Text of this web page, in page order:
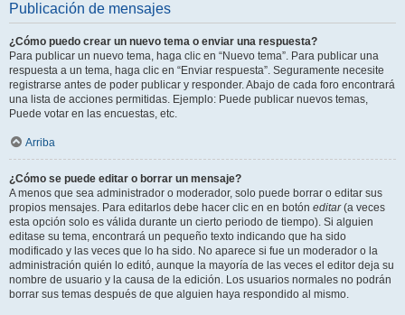
Publicación de mensajes
¿Cómo puedo crear un nuevo tema o enviar una respuesta?
Para publicar un nuevo tema, haga clic en “Nuevo tema”. Para publicar una
respuesta a un tema, haga clic en “Enviar respuesta”. Seguramente necesite
registrarse antes de poder publicar y responder. Abajo de cada foro encontrará
una lista de acciones permitidas. Ejemplo: Puede publicar nuevos temas,
Puede votar en las encuestas, etc.
Arriba
¿Cómo se puede editar o borrar un mensaje?
A menos que sea administrador o moderador, solo puede borrar o editar sus
propios mensajes. Para editarlos debe hacer clic en en botón editar(a veces
esta opción solo es válida durante un cierto periodo de tiempo). Si alguien
editase su tema, encontrará un pequeño texto indicando que ha sido
modificado y las veces que lo ha sido. No aparece si fue un moderador o la
administración quién lo editó, aunque la mayoría de las veces el editor deja su
nombre de usuario y la causa de la edición. Los usuarios normales no podrán
borrar sus temas después de que alguien haya respondido al mismo.